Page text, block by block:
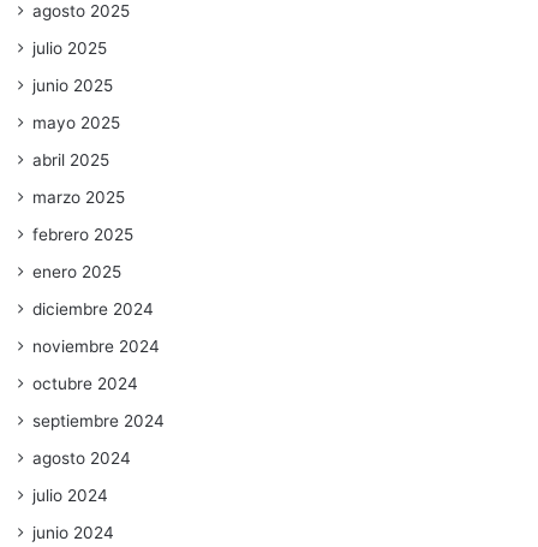
agosto 2025
julio 2025
junio 2025
mayo 2025
abril 2025
marzo 2025
febrero 2025
enero 2025
diciembre 2024
noviembre 2024
octubre 2024
septiembre 2024
agosto 2024
julio 2024
junio 2024